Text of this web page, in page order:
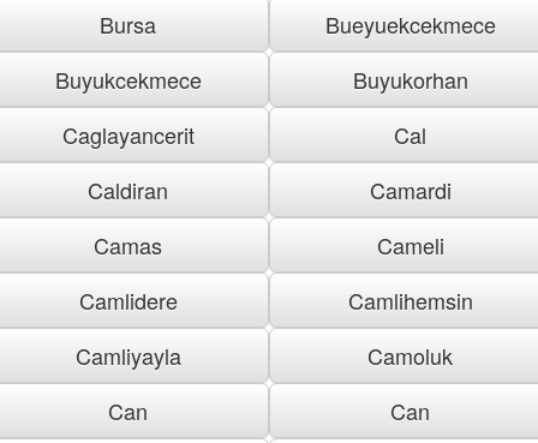
Bursa
Bueyuekcekmece
Buyukcekmece
Buyukorhan
Caglayancerit
Cal
Caldiran
Camardi
Camas
Cameli
Camlidere
Camlihemsin
Camliyayla
Camoluk
Can
Can